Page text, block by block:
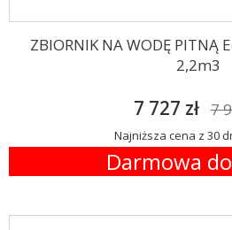
ZBIORNIK NA WODĘ PITNĄ
2,2m3
7 727 zł 7
Najniższa cena z 30
Darmowa